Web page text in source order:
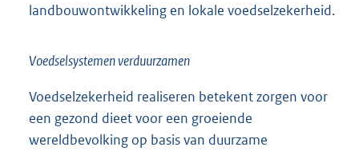
landbouwontwikkeling en lokale voedselzekerheid.
Voedselsystemen verduurzamen
Voedselzekerheid realiseren betekent zorgen voor
een gezond dieet voor een groeiende
wereldbevolking op basis van duurzame